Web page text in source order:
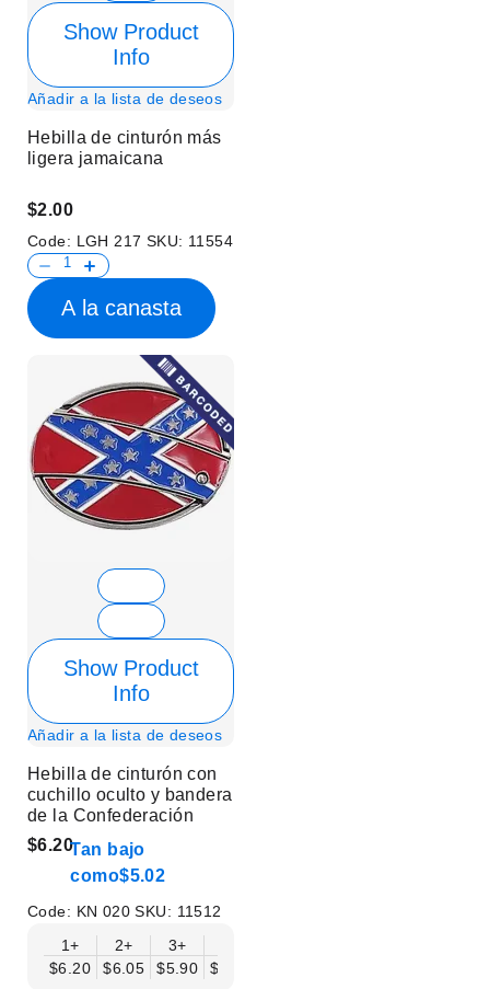
Show Product
Info
Añadir a la lista de deseos
Hebilla de cinturón más
ligera jamaicana
$2.00
Code: LGH 217 SKU: 11554
A la canasta
Show Product
Info
Añadir a la lista de deseos
Hebilla de cinturón con
cuchillo oculto y bandera
de la Confederación
$6.20Tan bajo
como$5.02
Code: KN 020SKU: 11512
1+
$6.20
2+
$6.05
3+
$5.90
$5.75